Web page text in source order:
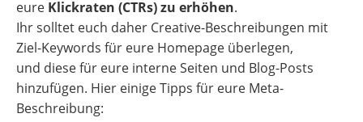
eure Klickraten (CTRs) zu erhöhen.
Ihr solltet euch daher Creative-Beschreibungen mit
Ziel-Keywords für eure Homepage überlegen,
und diese für eure interne Seiten und Blog-Posts
hinzufügen. Hier einige Tipps für eure Meta-
Beschreibung: